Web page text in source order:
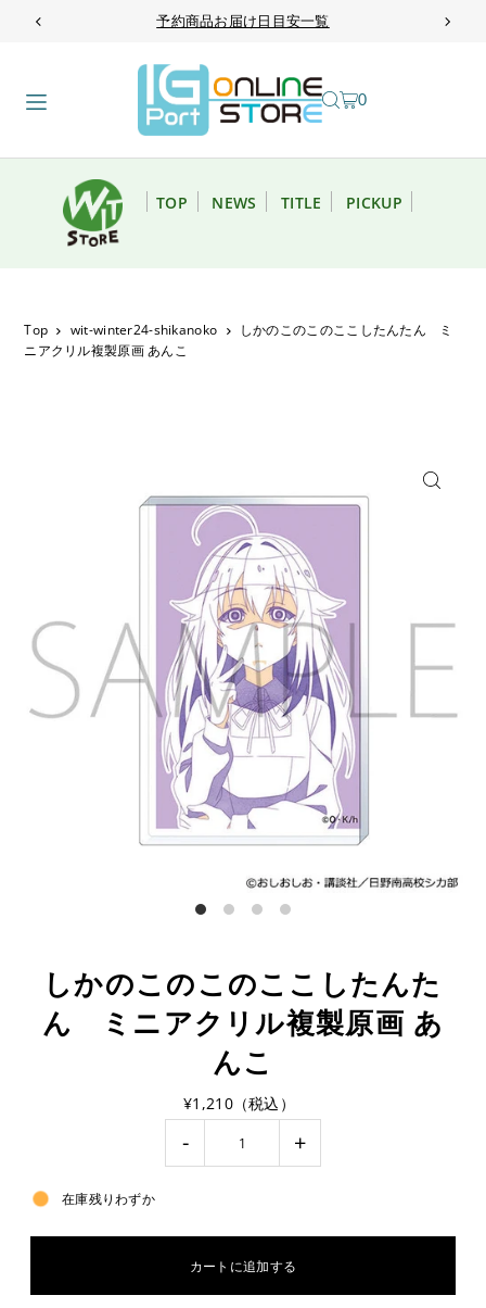
TRANSLATION MISSING: JA.ACCESSIBILITY.SKIP_TO_TEXT
予約商品お届け日目安一覧
0
TOP NEWS TITLE PICKUP
Top wit-winter24-shikanoko
しかのこのこのここしたんたん ミ
ニアクリル複製原画 あんこ
しかのこのこのここしたんた
ん ミニアクリル複製原画 あ
んこ
¥1,210（税込）
- +
在庫残りわずか